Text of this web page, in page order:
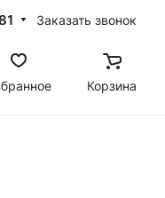
Заказать звонок
Корзина